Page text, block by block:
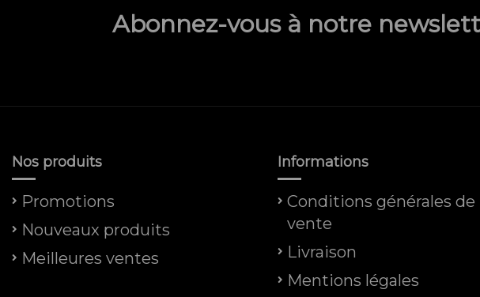
Abonnez-vous à notre
Nos produits
Promotions
Nouveaux produits
Meilleures ventes
Informations
Conditions générales de
vente
Livraison
Mentions légales